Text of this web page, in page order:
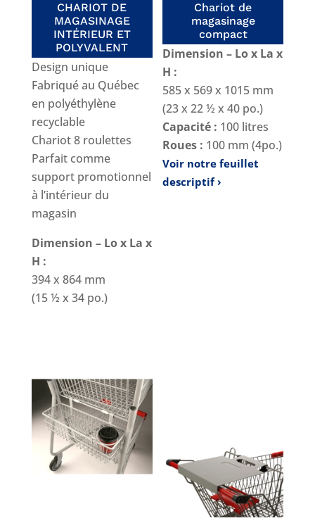
CHARIOT DE
MAGASINAGE
INTÉRIEUR ET
POLYVALENT
Design unique
Fabriqué au Québec
en polyéthylène
recyclable
Chariot 8 roulettes
Parfait comme
support promotionnel
à l’intérieur du
magasin
Dimension – Lo x La x
H :
394 x 864 mm
(15 ½ x 34 po.)
Chariot de
magasinage
compact
Dimension – Lo x La x
H :
585 x 569 x 1015 mm
(23 x 22 ½ x 40 po.)
Capacité : 100 litres
Roues : 100 mm (4po.)
Voir notre feuillet
descriptif